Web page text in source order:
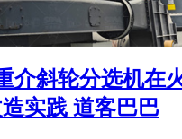
介斜轮分选机在
实践 道客巴巴